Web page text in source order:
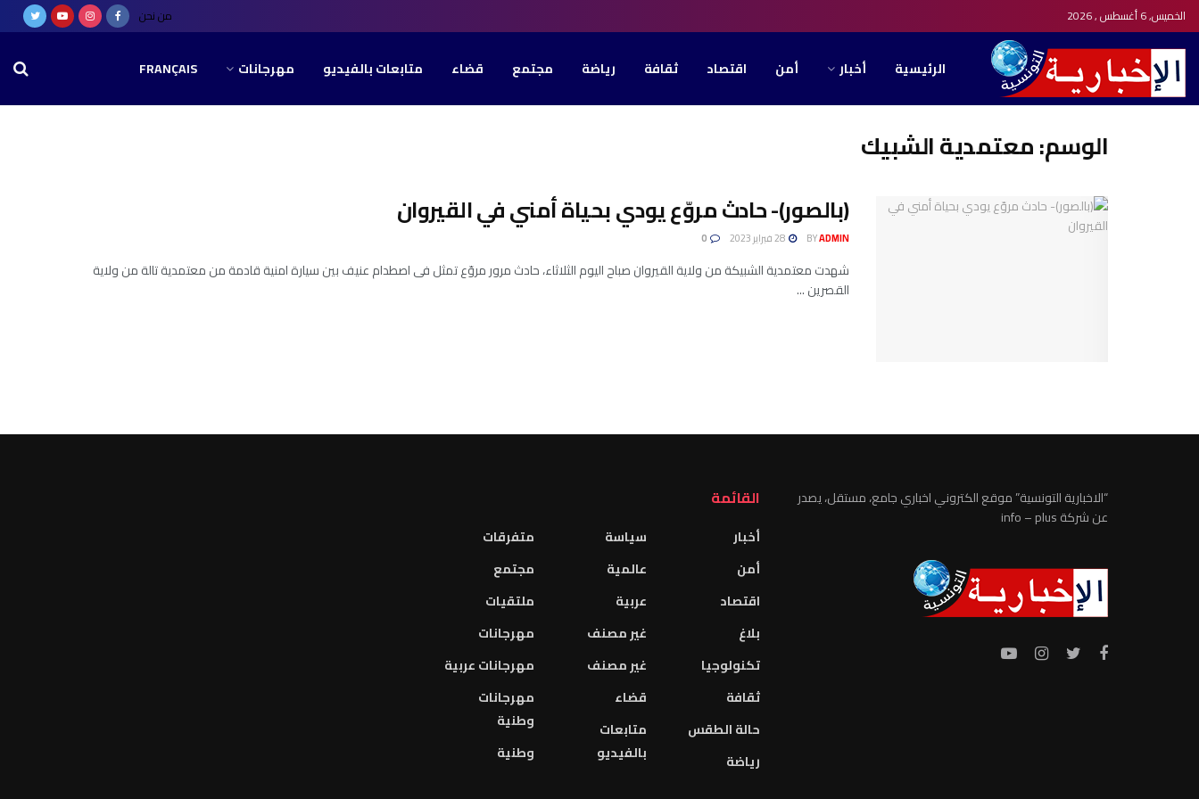
الخميس, 6 أغسطس , 2026 من نحن
الرئيسية أخبار أمن اقتصاد ثقافة رياضة مجتمع قضاء متابعات بالفيديو مهرجانات FRANÇAIS
الوسم:معتمدية الشبيك
(بالصور)- حادث مروّع يودي بحياة أمني في القيروان
BYADMIN
شهدت معتمدية الشبيكة من ولاية القيروان صباح اليوم الثلاثاء، حادث مرور مروّع تمثل فى اصطدام عنيف بين سيارة امنية قادمة من معتمدية تالة من ولاية
القصرين ...
“الاخبارية التونسية” موقع الكتروني اخباري جامع، مستقل، يصدر
عن شركة info – plus
القائمة
أخبار
أمن
اقتصاد
بلاغ
تكنولوجيا
ثقافة
حالة الطقس
رياضة
سياسة
عالمية
عربية
غير مصنف
غير مصنف
قضاء
متابعات
بالفيديو
متفرقات
مجتمع
ملتقيات
مهرجانات
مهرجانات عربية
مهرجانات
وطنية
وطنية